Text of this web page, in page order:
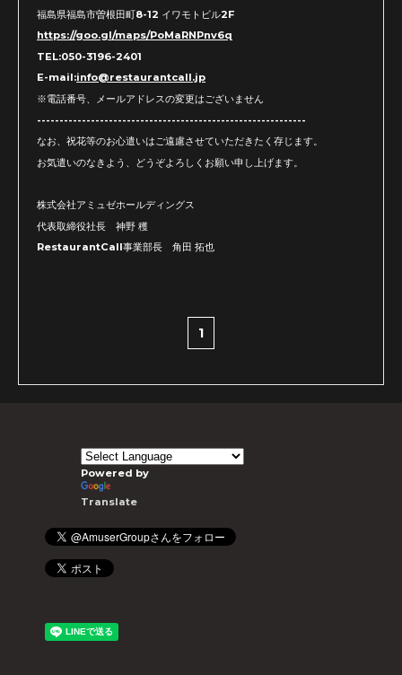
福島県福島市曽根田町8-12 イワモトビル2F
https://goo.gl/maps/PoMaRNPnv6q
TEL:050-3196-2401
E-mail:info@restaurantcall.jp
※電話番号、メールアドレスの変更はございません
------------------------------------------------------------
なお、祝花等のお心遣いはご遠慮させていただきたく存じます。
お気遣いのなきよう、どうぞよろしくお願い申し上げます。
株式会社アミュゼホールディングス
代表取締役社長 神野 穫
RestaurantCall事業部長 角田 拓也
1
Powered by
Translate